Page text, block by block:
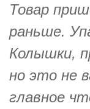
Товар
раньше.
Колышки,
но это не
главное